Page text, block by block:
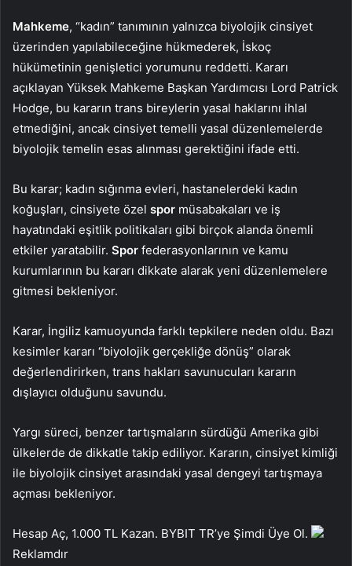
Mahkeme, “kadın” tanımının yalnızca biyolojik cinsiyet
üzerinden yapılabileceğine hükmederek, İskoç
hükümetinin genişletici yorumunu reddetti. Kararı
açıklayan Yüksek Mahkeme Başkan Yardımcısı Lord Patrick
Hodge, bu kararın trans bireylerin yasal haklarını ihlal
etmediğini, ancak cinsiyet temelli yasal düzenlemelerde
biyolojik temelin esas alınması gerektiğini ifade etti.
Bu karar; kadın sığınma evleri, hastanelerdeki kadın
koğuşları, cinsiyete özel spor müsabakaları ve iş
hayatındaki eşitlik politikaları gibi birçok alanda önemli
etkiler yaratabilir. Spor federasyonlarının ve kamu
kurumlarının bu kararı dikkate alarak yeni düzenlemelere
gitmesi bekleniyor.
Karar, İngiliz kamuoyunda farklı tepkilere neden oldu. Bazı
kesimler kararı “biyolojik gerçekliğe dönüş” olarak
değerlendirirken, trans hakları savunucuları kararın
dışlayıcı olduğunu savundu.
Yargı süreci, benzer tartışmaların sürdüğü Amerika gibi
ülkelerde de dikkatle takip ediliyor. Kararın, cinsiyet kimliği
ile biyolojik cinsiyet arasındaki yasal dengeyi tartışmaya
açması bekleniyor.
Hesap Aç, 1.000 TL Kazan. BYBIT TR’ye Şimdi Üye Ol.
Reklamdır